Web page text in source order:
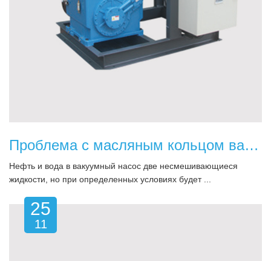
Проблема с масляным кольцом вакуумного насоса
Нефть и вода в вакуумный насос две несмешивающиеся
жидкости, но при определенных условиях будет ...
25
11